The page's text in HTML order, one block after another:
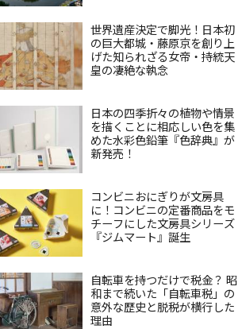
世界遺産決定で脚光！日本初
の巨大都城・藤原京を創り上
げた知られざる女帝・持統天
皇の凄絶な執念
日本の四季折々の植物や情景
を描くことに相応しい色を集
めた水彩色鉛筆『色辞典』が
新発売！
コンビニおにぎりが文房具
に！コンビニの定番商品をモ
チーフにした文房具シリーズ
『ジムマート』誕生
自転車を持つだけで税金？ 昭
和まで続いた「自転車税」の
意外な歴史と脱税が横行した
理由